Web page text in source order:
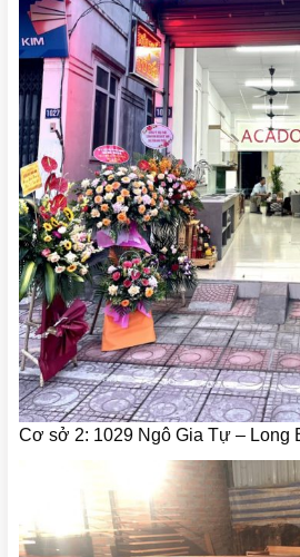
Cơ sở 2: 1029 Ngô Gia Tự – Long